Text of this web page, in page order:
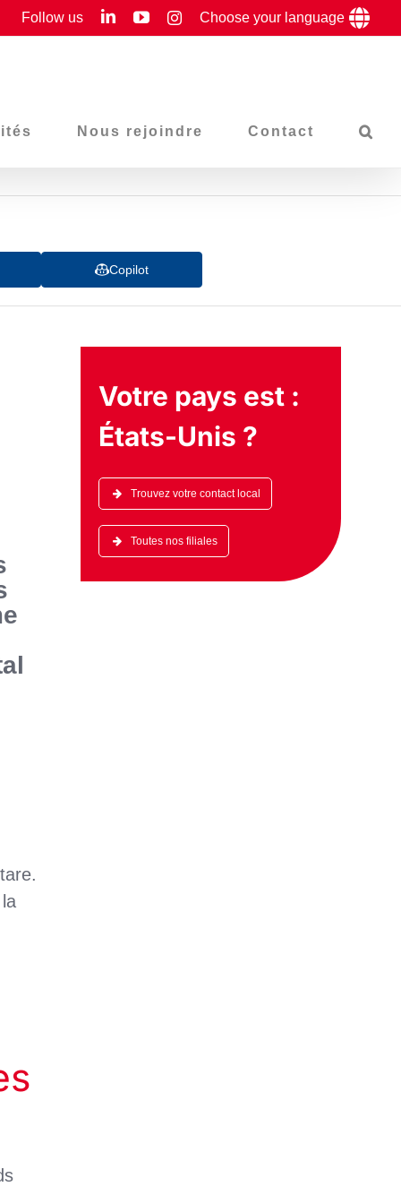
Follow us LinkedInYouTubeInstagram
Choose your language
Nous rejoindre Contact
Copilot
Votre pays est :
États-Unis ?
Trouvez votre contact local
Toutes nos filiales